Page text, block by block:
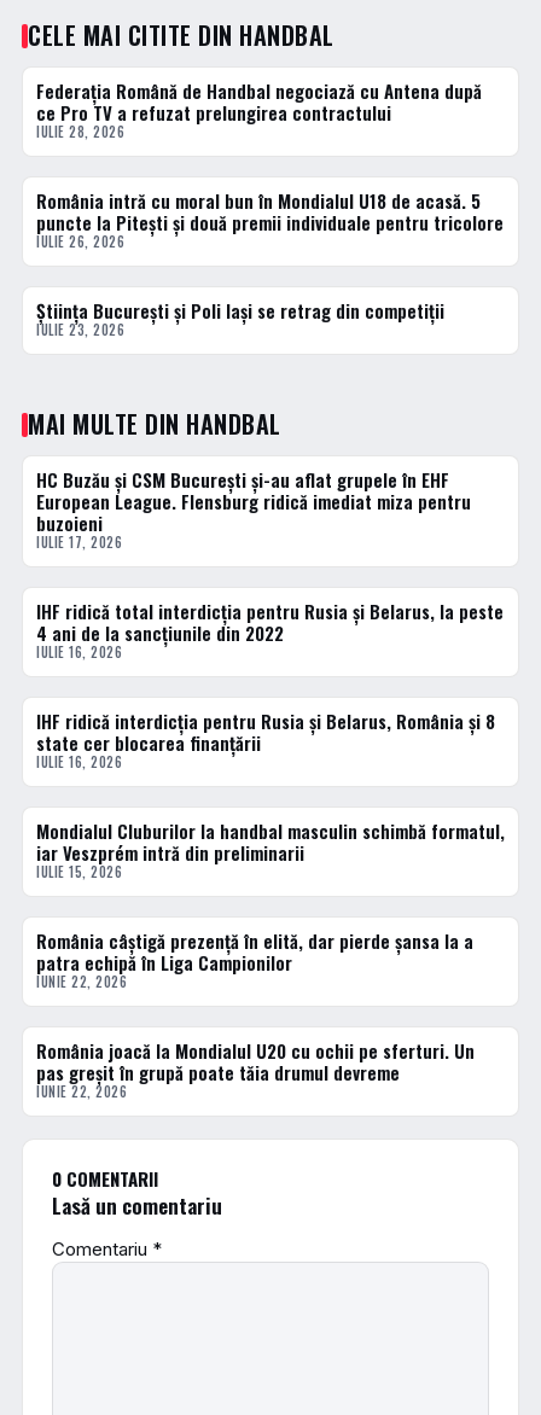
CELE MAI CITITE DIN HANDBAL
1 · TOP
Federația Română de Handbal negociază cu Antena după
ce Pro TV a refuzat prelungirea contractului
IULIE 28, 2026
2 · TOP
România intră cu moral bun în Mondialul U18 de acasă. 5
puncte la Pitești și două premii individuale pentru tricolore
IULIE 26, 2026
3 · TOP
Știința București și Poli Iași se retrag din competiții
IULIE 23, 2026
MAI MULTE DIN HANDBAL
HANDBAL
HC Buzău și CSM București și-au aflat grupele în EHF
European League. Flensburg ridică imediat miza pentru
buzoieni
IULIE 17, 2026
HANDBAL
IHF ridică total interdicția pentru Rusia și Belarus, la peste
4 ani de la sancțiunile din 2022
IULIE 16, 2026
DIVERSE
IHF ridică interdicția pentru Rusia și Belarus, România și 8
state cer blocarea finanțării
IULIE 16, 2026
HANDBAL
Mondialul Cluburilor la handbal masculin schimbă formatul,
iar Veszprém intră din preliminarii
IULIE 15, 2026
HANDBAL
România câștigă prezență în elită, dar pierde șansa la a
patra echipă în Liga Campionilor
IUNIE 22, 2026
HANDBAL
România joacă la Mondialul U20 cu ochii pe sferturi. Un
pas greșit în grupă poate tăia drumul devreme
IUNIE 22, 2026
0 COMENTARII
Lasă un comentariu
Comentariu *